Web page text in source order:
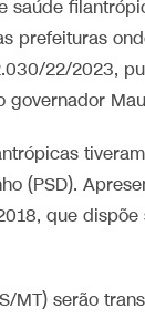
saúde
prefeituras
22/2023,
(PSD).
que
MT) serão